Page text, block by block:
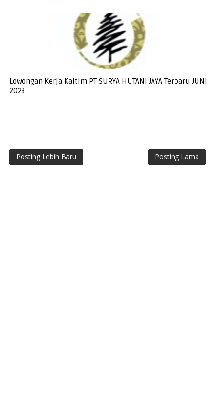
Lowongan Kerja Kaltim PT SURYA HUTANI JAYA Terbaru JUNI
2023
Posting Lebih Baru Posting Lama